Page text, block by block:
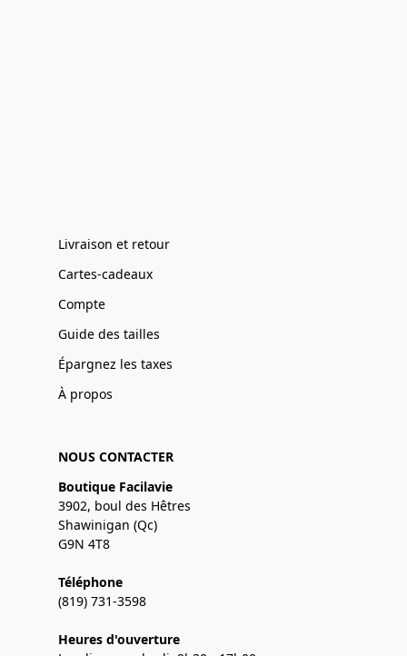
Livraison et retour
Cartes-cadeaux
Compte
Guide des tailles
Épargnez les taxes
À propos
NOUS CONTACTER
Boutique Facilavie
3902, boul des Hêtres
Shawinigan (Qc)
G9N 4T8
Téléphone
(819) 731-3598
Heures d'ouverture